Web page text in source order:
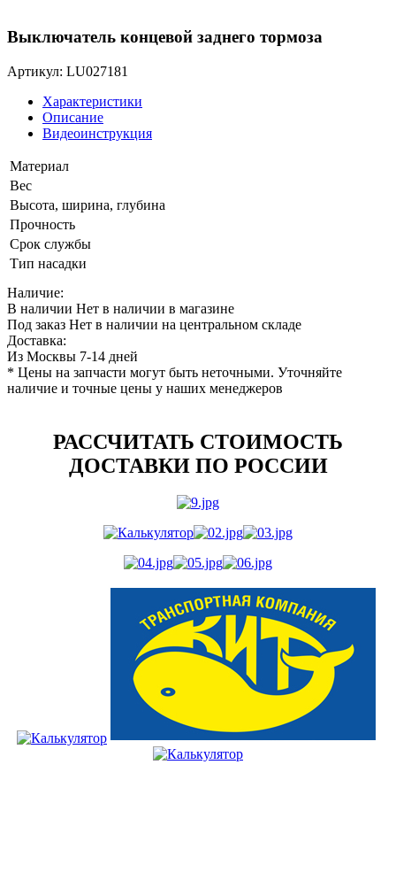
Выключатель концевой заднего тормоза
Артикул: LU027181
Характеристики
Описание
Видеоинструкция
Материал
Вес
Высота, ширина, глубина
Прочность
Срок службы
Тип насадки
Наличие:
В наличии Нет в наличии в магазине
Под заказ Нет в наличии на центральном складе
Доставка:
Из Москвы 7-14 дней
* Цены на запчасти могут быть неточными. Уточняйте
наличие и точные цены у наших менеджеров
РАССЧИТАТЬ СТОИМОСТЬ
ДОСТАВКИ ПО РОССИИ